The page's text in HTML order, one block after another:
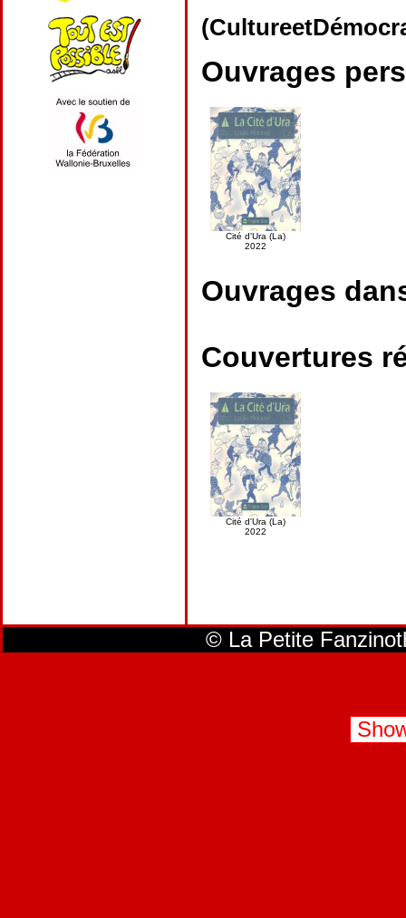
Ouvrages
Cité d'Ura (La)
2022
Ouvrages
Couvertures
Cité d'Ura (La)
2022
© La Petite